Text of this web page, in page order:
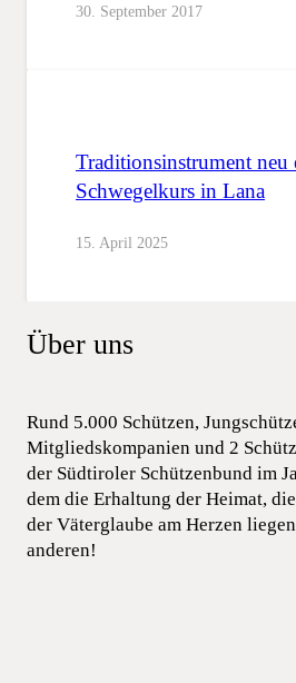
30. September 2017
Traditionsinstrument neu
Schwegelkurs in Lana
15. April 2025
Über uns
Rund 5.000 Schützen,
Mitgliedskompanien und 2
der Südtiroler Schützenbund im
dem die Erhaltung der Heimat,
der Väterglaube am Herzen
anderen!